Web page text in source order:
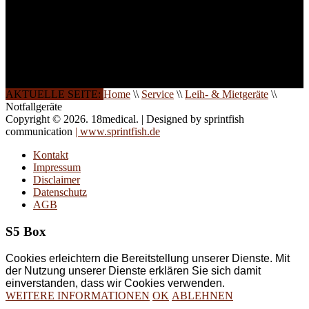
AKTUELLE SEITE: Home \\ Service \\ Leih- & Mietgeräte \\
Notfallgeräte
Copyright © 2026. 18medical. | Designed by sprintfish
communication | www.sprintfish.de
Kontakt
Impressum
Disclaimer
Datenschutz
AGB
S5 Box
Cookies erleichtern die Bereitstellung unserer Dienste. Mit
der Nutzung unserer Dienste erklären Sie sich damit
einverstanden, dass wir Cookies verwenden.
WEITERE INFORMATIONEN OK ABLEHNEN